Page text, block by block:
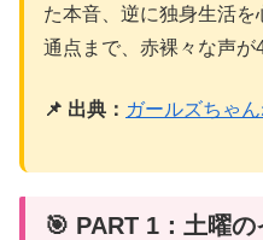
た本音、逆に独身生活
通点まで、赤裸々な声が
📌 出典： ガールズちゃ
🎯 PART 1：土曜